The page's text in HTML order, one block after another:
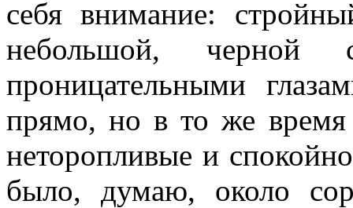
себя внимание:
небольшой,
проницательными
прямо, но в то же время
нетороп­ливые и
было, думаю, около